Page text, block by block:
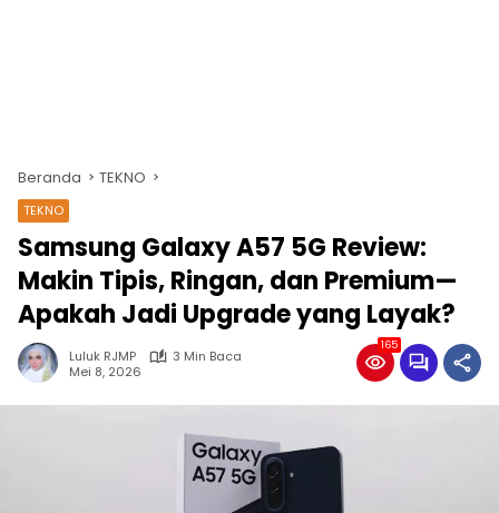
Beranda TEKNO
TEKNO
Samsung Galaxy A57 5G Review:
Makin Tipis, Ringan, dan Premium—
Apakah Jadi Upgrade yang Layak?
Luluk RJMP
3 Min Baca
Mei 8, 2026
165